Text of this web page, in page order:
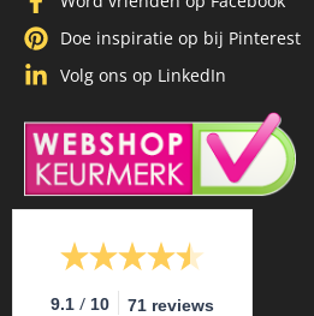
Doe inspiratie op bij Pinterest
Volg ons op LinkedIn